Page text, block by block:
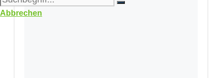
Abbrechen